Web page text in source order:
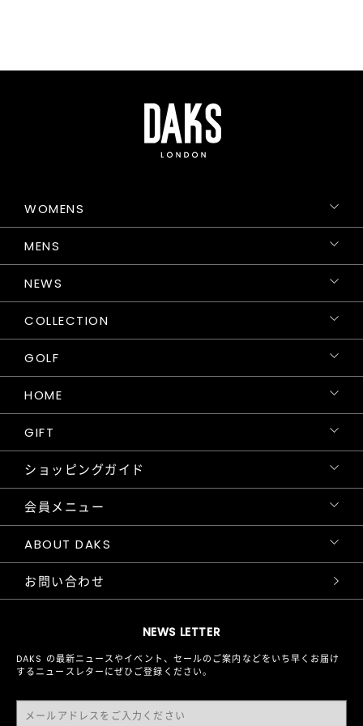
NEWS LETTER
DAKS の最新ニュースやイベント、セールのご案内などをいち早くお届け
するニュースレターにぜひご登録ください。
WOMENS
MENS
NEWS
COLLECTION
GOLF
HOME
GIFT
ショッピングガイド
会員メニュー
ABOUT DAKS
お問い合わせ